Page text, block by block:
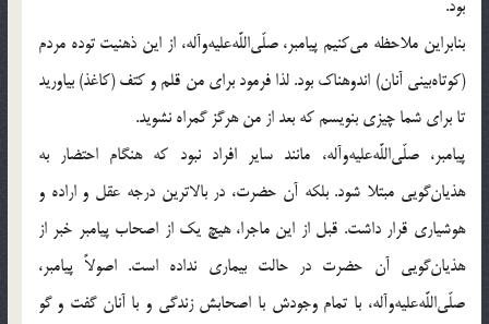
بود.
بنابراين ملاحظه مى‌كنيم پيامبر، صلّى‌اللَّه‌عليه‌وآله، از اين ذهنيت توده مردم
(كوتاه‌بينى آنان) اندوهناك بود. لذا فرمود براى من قلم و كتف (كاغذ) بياوريد
تا براى شما چيزى بنويسم كه بعد از من هرگز گمراه نشويد.
پيامبر، صلّى‌اللَّه‌عليه‌وآله، مانند ساير افراد نبود كه هنگام احتضار به
هذيان‌گويى مبتلا شود. بلكه آن حضرت، در بالاترين درجه عقل و اراده و
هوشيارى قرار داشت. قبل از اين ماجرا، هيچ يك از اصحاب پيامبر خبر از
هذيان‌گويى آن حضرت در حالت بيمارى نداده است. اصولاً پيامبر،
صلّى‌اللَّه‌عليه‌وآله، با تمام وجودش با اصحابش زندگى و با آنان گفت و گو